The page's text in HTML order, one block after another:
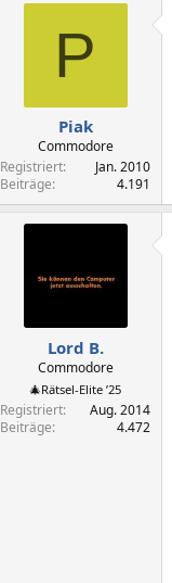
P
Piak
Commodore
Registriert
Jan. 2010
Beiträge
4.191
Lord B.
Commodore
🎄Rätsel-Elite ’25
Registriert
Aug. 2014
Beiträge
4.472